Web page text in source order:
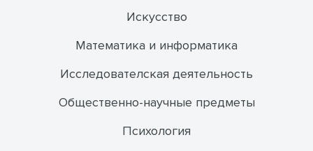
Искусство
Математика и информатика
Исследователская деятельность
Общественно-научные предметы
Психология